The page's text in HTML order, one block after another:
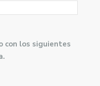
con los siguientes